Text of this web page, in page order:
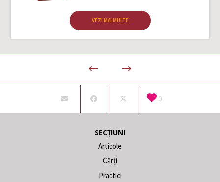
VEZI MAI MULTE
0
SECȚIUNI
Articole
Cărți
Practici